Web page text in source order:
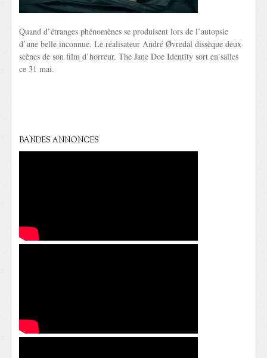
Quand d’étranges phénomènes se produisent lors de l’autopsie
d’une belle inconnue. Le réalisateur André Øvredal dissèque deux
scènes de son film d’horreur. The Jane Doe Identity sort en salles
ce 31 mai.
BANDES ANNONCES